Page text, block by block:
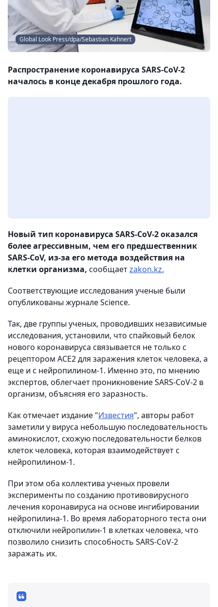
Global Look Press/dpa/Sebastian Kahnert
Распространение коронавируса SARS-CoV-2
началось в конце декабря прошлого года.
Новый тип коронавируса SARS-CoV-2 оказался
более агрессивным, чем его предшественник
SARS-CoV, из-за его метода воздействия на
клетки организма, сообщаетzakon.kz.
Соответствующие исследования ученые были
опубликованы журнале Science.
Так, две группы ученых, проводивших независимые
исследования, установили, что спайковый белок
нового коронавируса связывается не только с
рецептором ACE2 для заражения клеток человека, а
еще и с нейропилином-1. Именно это, по мнению
экспертов, облегчает проникновение SARS-CoV-2 в
организм, объясняя его заразность.
Как отмечает издание "Известия", авторы работ
заметили у вируса небольшую последовательность
аминокислот, схожую последовательности белков
клеток человека, которая взаимодействует с
нейропилином-1.
При этом оба коллектива ученых провели
эксперименты по созданию противовирусного
лечения коронавируса на основе ингибировании
нейропилина-1. Во время лабораторного теста они
отключили нейропилин-1 в клетках человека, что
позволило снизить способность SARS-CoV-2
заражать их.